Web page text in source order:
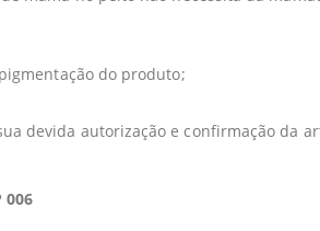
do produto;
devida autorização e confirmação da
006